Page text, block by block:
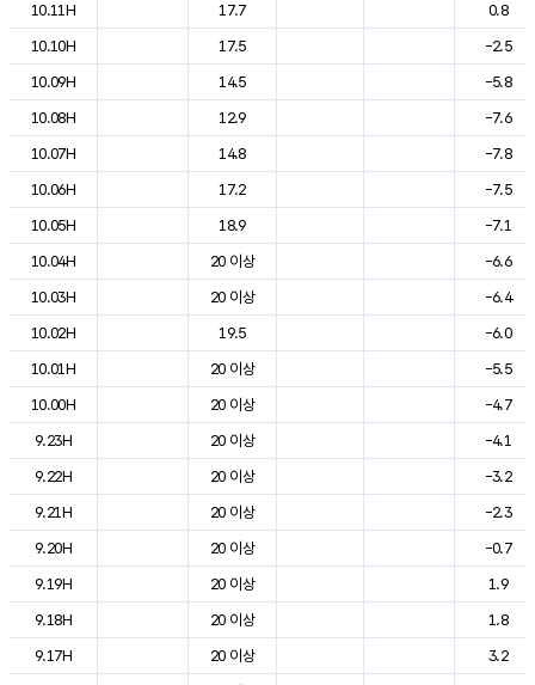
10.11H
17.7
0.8
10.10H
17.5
-2.5
10.09H
14.5
-5.8
10.08H
12.9
-7.6
10.07H
14.8
-7.8
10.06H
17.2
-7.5
10.05H
18.9
-7.1
10.04H
20 이상
-6.6
10.03H
20 이상
-6.4
10.02H
19.5
-6.0
10.01H
20 이상
-5.5
10.00H
20 이상
-4.7
9.23H
20 이상
-4.1
9.22H
20 이상
-3.2
9.21H
20 이상
-2.3
9.20H
20 이상
-0.7
9.19H
20 이상
1.9
9.18H
20 이상
1.8
9.17H
20 이상
3.2